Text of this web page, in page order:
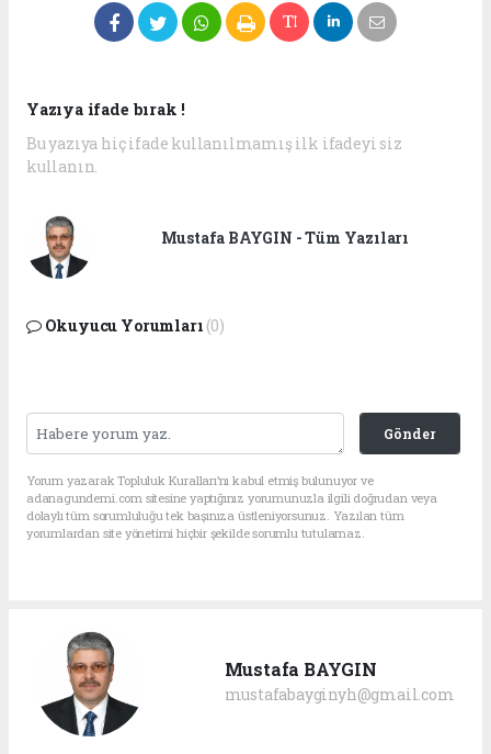
Yazıya ifade bırak !
Bu yazıya hiç ifade kullanılmamış ilk ifadeyi siz
kullanın.
Mustafa BAYGIN - Tüm Yazıları
Okuyucu Yorumları (0)
Gönder
Yorum yazarak Topluluk Kuralları’nı kabul etmiş bulunuyor ve
adanagundemi.com sitesine yaptığınız yorumunuzla ilgili doğrudan veya
dolaylı tüm sorumluluğu tek başınıza üstleniyorsunuz. Yazılan tüm
yorumlardan site yönetimi hiçbir şekilde sorumlu tutulamaz.
Mustafa BAYGIN
mustafabayginyh@gmail.com